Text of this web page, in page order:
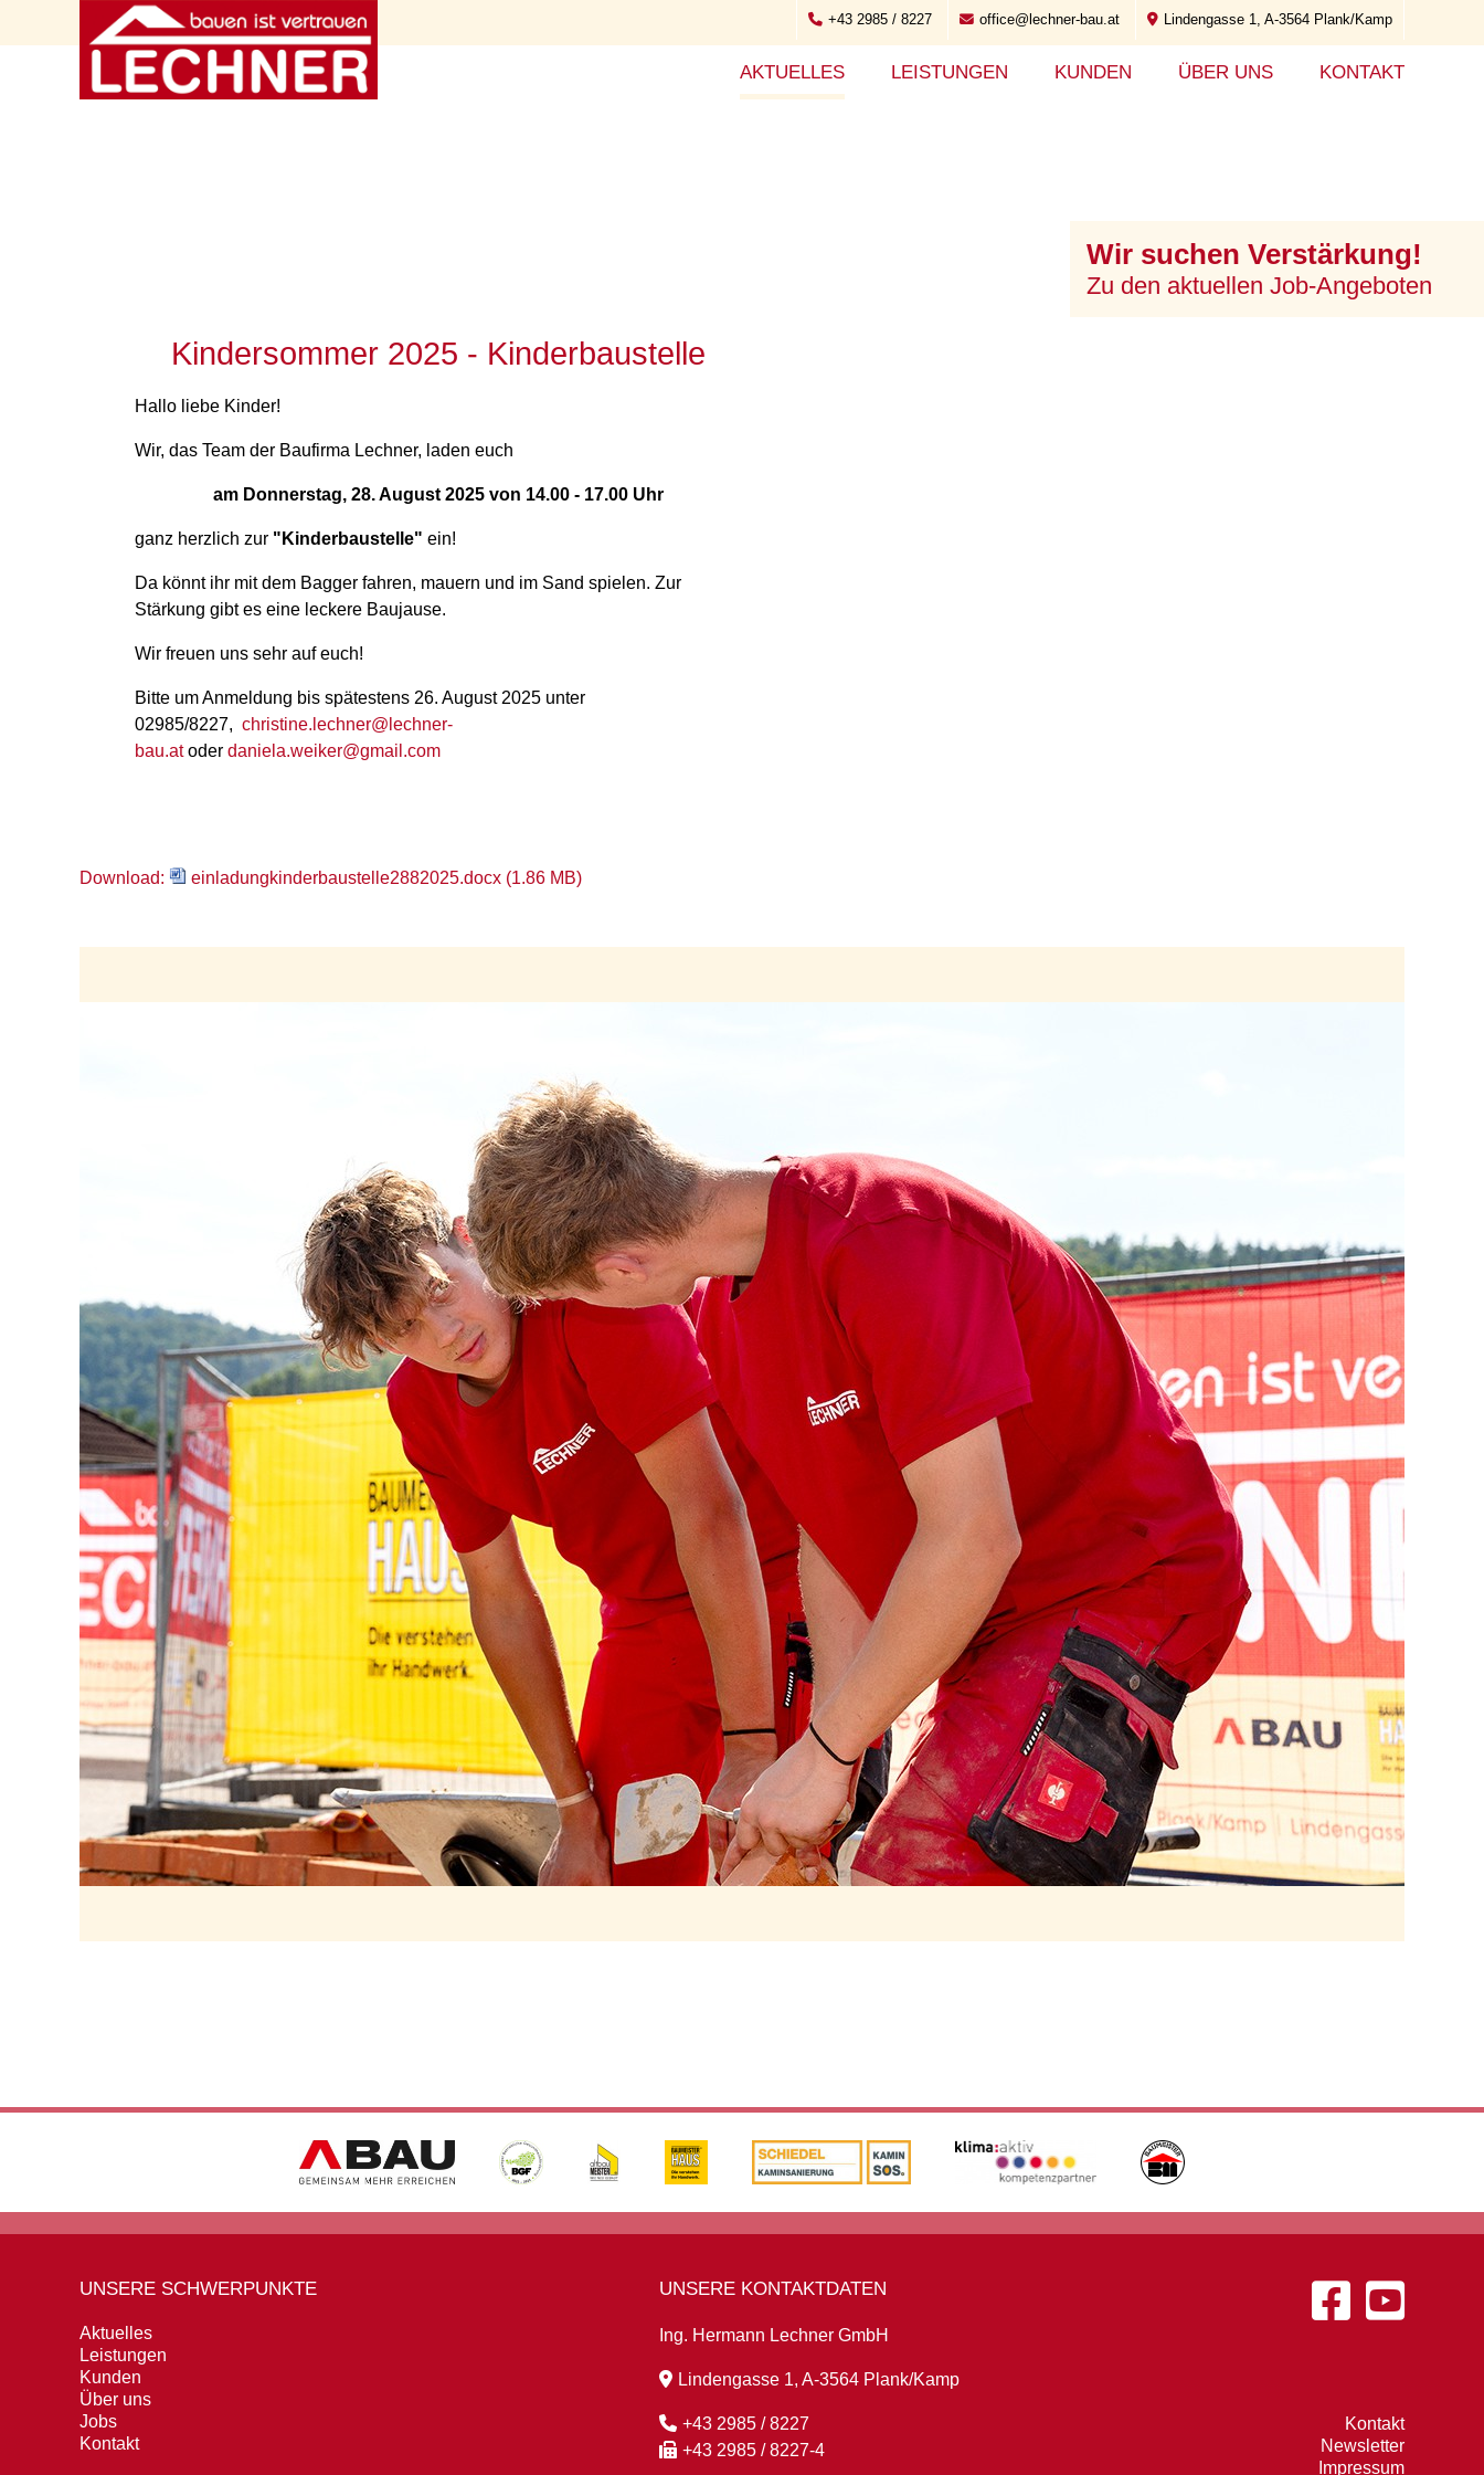
+43 2985 / 8227 office@lechner-bau.at Lindengasse 1, A-3564 Plank/Kamp
AKTUELLES LEISTUNGEN KUNDEN ÜBER UNS KONTAKT
Wir suchen Verstärkung!
Zu den aktuellen Job-Angeboten
Kindersommer 2025 - Kinderbaustelle
Hallo liebe Kinder!
Wir, das Team der Baufirma Lechner, laden euch
am Donnerstag, 28. August 2025 von 14.00 - 17.00 Uhr
ganz herzlich zur "Kinderbaustelle" ein!
Da könnt ihr mit dem Bagger fahren, mauern und im Sand spielen. Zur
Stärkung gibt es eine leckere Baujause.
Wir freuen uns sehr auf euch!
Bitte um Anmeldung bis spätestens 26. August 2025 unter
02985/8227, christine.lechner@lechner-
bau.atoder daniela.weiker@gmail.com
Download: einladungkinderbaustelle2882025.docx (1.86 MB)
UNSERE SCHWERPUNKTE
Aktuelles
Leistungen
Kunden
Über uns
Jobs
Kontakt
UNSERE KONTAKTDATEN
Ing. Hermann Lechner GmbH
Lindengasse 1, A-3564 Plank/Kamp
+43 2985 / 8227
+43 2985 / 8227-4
Kontakt
Newsletter
Impressum